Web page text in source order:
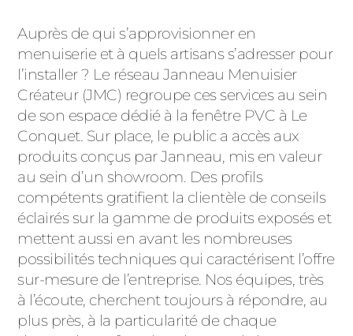
Auprès de qui s’approvisionner en
menuiserie et à quels artisans s’adresser pour
l’installer ? Le réseau Janneau Menuisier
Créateur (JMC) regroupe ces services au sein
de son espace dédié à la fenêtre PVC à Le
Conquet. Sur place, le public a accès aux
produits conçus par Janneau, mis en valeur
au sein d’un showroom. Des profils
compétents gratifient la clientèle de conseils
éclairés sur la gamme de produits exposés et
mettent aussi en avant les nombreuses
possibilités techniques qui caractérisent l’offre
sur-mesure de l’entreprise. Nos équipes, très
à l’écoute, cherchent toujours à répondre, au
plus près, à la particularité de chaque